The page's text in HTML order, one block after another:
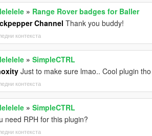
» Range Rover badges for Baller
Channel Thank you buddy!
контекста
»SimpleCTRL
Just to make sure lmao.. Cool plugin tho
контекста
»SimpleCTRL
need RPH for this plugin?
контекста